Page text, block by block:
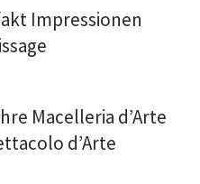
Impressionen
Macelleria d’Arte
d’Arte